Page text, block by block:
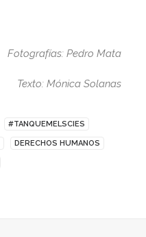
Fotografías: Pedro Mata
Texto: Mónica Solanas
#TANQUEMELSCIES
DERECHOS HUMANOS